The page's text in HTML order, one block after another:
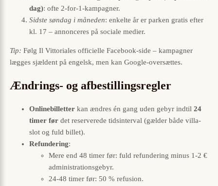
dag): ofte 2-for-1-kampagner.
Sidste søndag i måneden: enkelte år er parken gratis efter
kl. 17 – annonceres på sociale medier.
Tip: Følg Il Vittoriales officielle Facebook-side – kampagner
lægges sjældent på engelsk, men kan Google-oversættes.
Ændrings- og afbestillingsregler
Onlinebilletter kan ændres én gang uden gebyr indtil 24
timer før det reserverede tids­interval (gælder både villa-
slot og fuld billet).
Refundering:
Mere end 48 timer før: fuld refundering minus 1-2 €
administrationsgebyr.
24-48 timer før: 50 % refusion.